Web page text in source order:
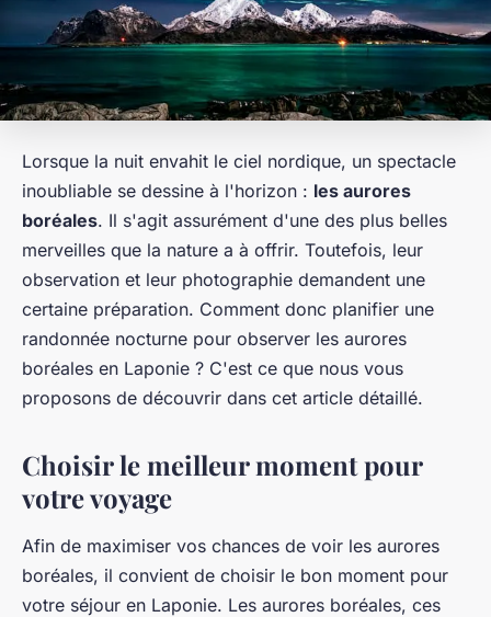
Lorsque la nuit envahit le ciel nordique, un spectacle
inoubliable se dessine à l'horizon : les aurores
boréales. Il s'agit assurément d'une des plus belles
merveilles que la nature a à offrir. Toutefois, leur
observation et leur photographie demandent une
certaine préparation. Comment donc planifier une
randonnée nocturne pour observer les aurores
boréales en Laponie ? C'est ce que nous vous
proposons de découvrir dans cet article détaillé.
Choisir le meilleur moment pour
votre voyage
Afin de maximiser vos chances de voir les aurores
boréales, il convient de choisir le bon moment pour
votre séjour en Laponie. Les aurores boréales, ces